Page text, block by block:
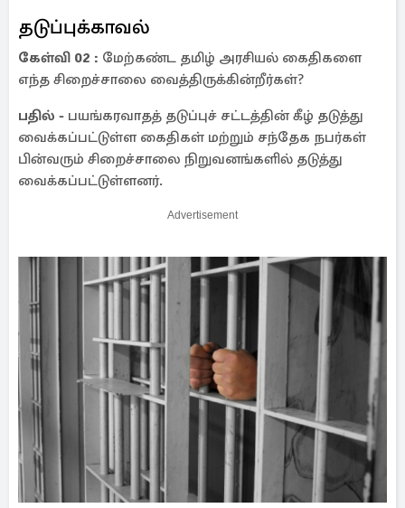
கொடூரம்
தடுப்புக்காவல்
கேள்வி 02 : மேற்கண்ட தமிழ் அரசியல் கைதிகளை
எந்த சிறைச்சாலை வைத்திருக்கின்றீர்கள்?
பதில் - பயங்கரவாதத் தடுப்புச் சட்டத்தின் கீழ் தடுத்து
வைக்கப்பட்டுள்ள கைதிகள் மற்றும் சந்தேக நபர்கள்
பின்வரும் சிறைச்சாலை நிறுவனங்களில் தடுத்து
வைக்கப்பட்டுள்ளனர்.
Advertisement